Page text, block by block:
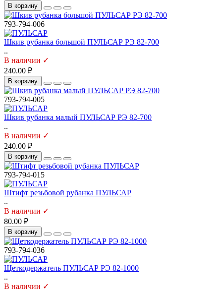
В корзину
793-794-006
Шкив рубанка большой ПУЛЬСАР РЭ 82-700
..
В наличии ✓
240.00 ₽
В корзину
793-794-005
Шкив рубанка малый ПУЛЬСАР РЭ 82-700
..
В наличии ✓
240.00 ₽
В корзину
793-794-015
Штифт резьбовой рубанка ПУЛЬСАР
..
В наличии ✓
80.00 ₽
В корзину
793-794-036
Щеткодержатель ПУЛЬСАР РЭ 82-1000
..
В наличии ✓